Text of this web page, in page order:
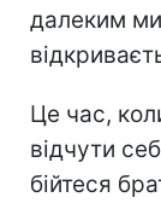
далеким
Це час,
відчути
бійтеся